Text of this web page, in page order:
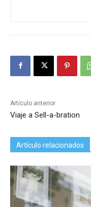
Artículo anterior
Viaje a Sell-a-bration
Artículo relacionados